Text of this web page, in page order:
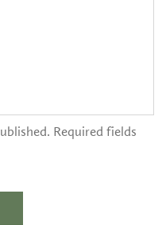
Required fields